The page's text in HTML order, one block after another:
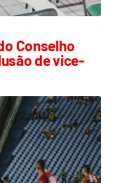
Conselho
de vice-